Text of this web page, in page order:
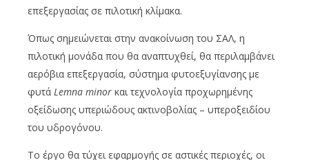
επεξεργασίας σε πιλοτική κλίμακα.
Όπως σημειώνεται στην ανακοίνωση του ΣΑΛ, η
πιλοτική μονάδα που θα αναπτυχθεί, θα περιλαμβάνει
αερόβια επεξεργασία, σύστημα φυτοεξυγίανσης με
φυτά Lemna minor και τεχνολογία προχωρημένης
οξείδωσης υπεριώδους ακτινοβολίας – υπεροξειδίου
του υδρογόνου.
Το έργο θα τύχει εφαρμογής σε αστικές περιοχές, οι